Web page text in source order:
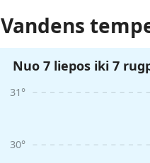
Vandens
Nuo 7 liepos iki 7
30°
31°